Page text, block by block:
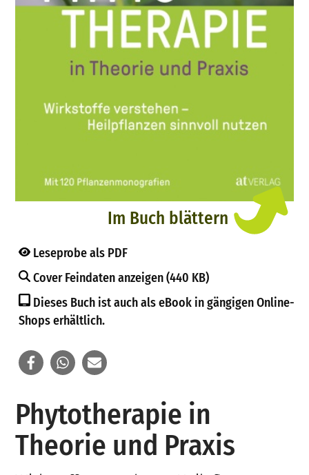
Im Buch blättern
Leseprobe als PDF
Cover Feindaten anzeigen (440 KB)
Dieses Buch ist auch als eBook in gängigen Online-
Shops erhältlich.
Phytotherapie in
Theorie und Praxis